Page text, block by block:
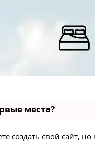
места?
создать свой сайт,